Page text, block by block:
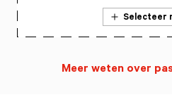
Selecteer
Meer weten over